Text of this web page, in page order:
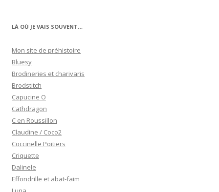
LÀ OÙ JE VAIS SOUVENT…
Mon site de préhistoire
Bluesy
Brodineries et charivaris
Brodstitch
Capucine O
Cathdragon
C en Roussillon
Claudine / Coco2
Coccinelle Poitiers
Criquette
Dalinele
Effondrille et abat-faim